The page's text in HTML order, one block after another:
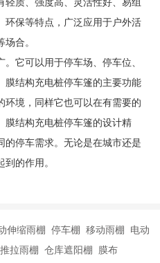
环保等特点，广泛应用于户外活
合。
它可以用于停车场、停车位、
膜结构充电桩停车篷的主要功能
环境，同样它也可以在有需要的
膜结构充电桩停车篷的设计精
的停车需求。无论是在城市还是
的作用。
伸缩雨棚 停车棚 移动雨棚 电动
拉雨棚 仓库遮阳棚 膜布